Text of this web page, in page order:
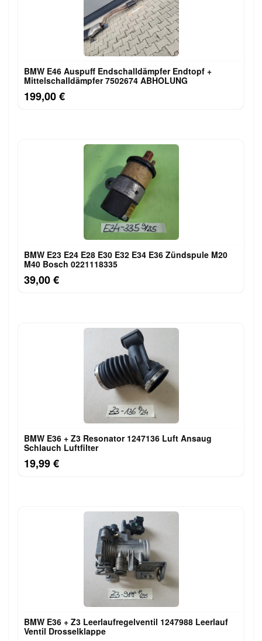
BMW E46 Auspuff Endschalldämpfer Endtopf +
Mittelschalldämpfer 7502674 ABHOLUNG
199,00 €
BMW E23 E24 E28 E30 E32 E34 E36 Zündspule M20
M40 Bosch 0221118335
39,00 €
BMW E36 + Z3 Resonator 1247136 Luft Ansaug
Schlauch Luftfilter
19,99 €
BMW E36 + Z3 Leerlaufregelventil 1247988 Leerlauf
Ventil Drosselklappe